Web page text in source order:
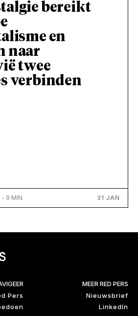
bereikt
en
naar
twee
verbinden
- 9 MIN 31 JAN
Pers
MEER RED PERS
Nieuwsbrief
LinkedIn